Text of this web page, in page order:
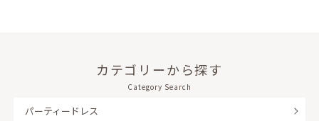
カテゴリーから探す
Category Search
パーティードレス